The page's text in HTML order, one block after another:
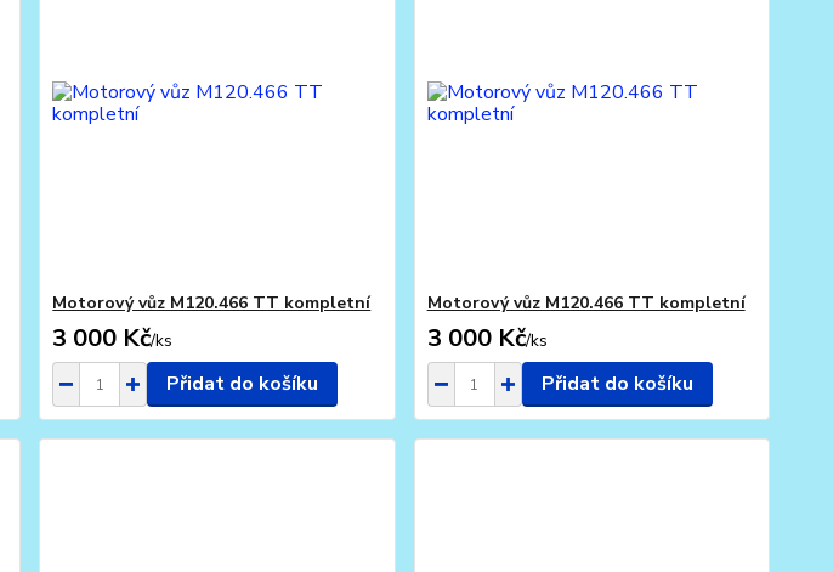
Motorový vůz M120.466 TT kompletní
3 000 Kč/ks
Přidat do košíku
Motorový vůz M120.466 TT kompletní
3 000 Kč/ks
Přidat do košíku